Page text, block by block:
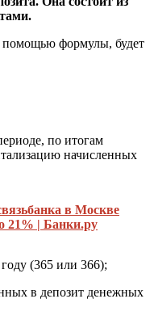
помощью формулы, будет
по итогам
начисленных
в Москве
21% | Банки.ру
(365 или 366);
в депозит денежных